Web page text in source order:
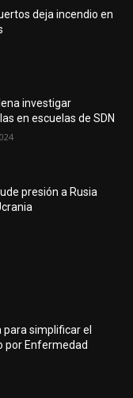
deja incendio en
investigar
en escuelas de SDN
presión a Rusia
para simplificar el
por Enfermedad